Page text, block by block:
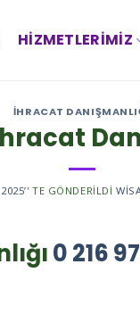
HIZMETLERIMIZ
IHRACAT
’' TE GÖNDERILDI
0 216